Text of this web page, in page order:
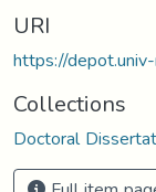
URI
https://
Collections
Doctoral